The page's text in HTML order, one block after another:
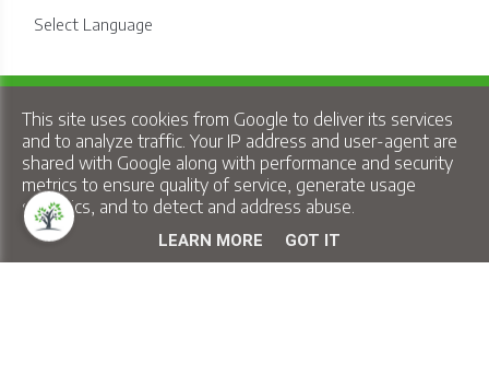
Select Language
Privacy & Cookies| UP-TO-DATE WebDesign
This site uses cookies from Google to deliver its services
and to analyze traffic. Your IP address and user-agent are
shared with Google along with performance and security
metrics to ensure quality of service, generate usage
statistics, and to detect and address abuse.
LEARN MORE GOT IT